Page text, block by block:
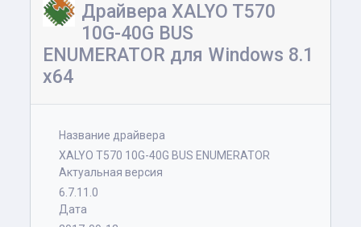
Драйвера XALYO T570
10G-40G BUS
ENUMERATOR для Windows 8.1
x64
Название драйвера
XALYO T570 10G-40G BUS ENUMERATOR
Актуальная версия
6.7.11.0
Дата